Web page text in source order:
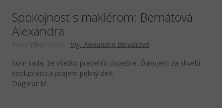
Spokojnosť s maklérom: Bernátová
Alexandra
Ing. Alexandra Bernátová
november 2025
Som rada, že všetko prebehlo úspešne. Ďakujem za skvelú
spoluprácu a prajem pekný deň.
Dagmar M.